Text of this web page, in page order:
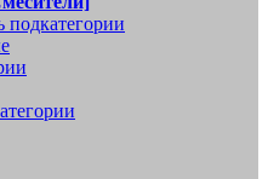
подкатегории